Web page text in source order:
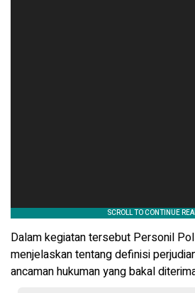
Dalam kegiatan tersebut Personil
menjelaskan tentang definisi
ancaman hukuman yang bakal